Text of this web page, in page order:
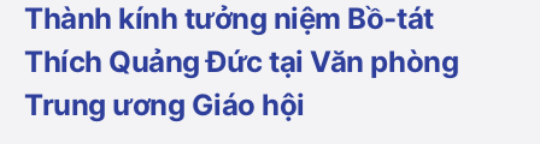
Thành kính tưởng niệm Bồ-tát
Thích Quảng Đức tại Văn phòng
Trung ương Giáo hội